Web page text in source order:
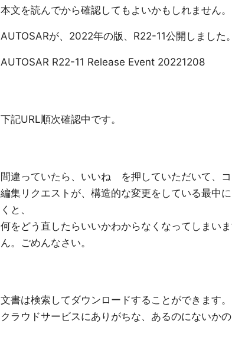
本文を読んでから確認してもよいかもしれません。
AUTOSARが、2022年の版、R22-11公開しました
AUTOSAR R22-11 Release Event 20221208
下記URL順次確認中です。
間違っていたら、いいね を押していただいて、コ
編集リクエストが、構造的な変更をしている最中
くと、
何をどう直したらいいかわからなくなってしまい
ん。ごめんなさい。
文書は検索してダウンロードすることができます。
クラウドサービスにありがちな、あるのにないか